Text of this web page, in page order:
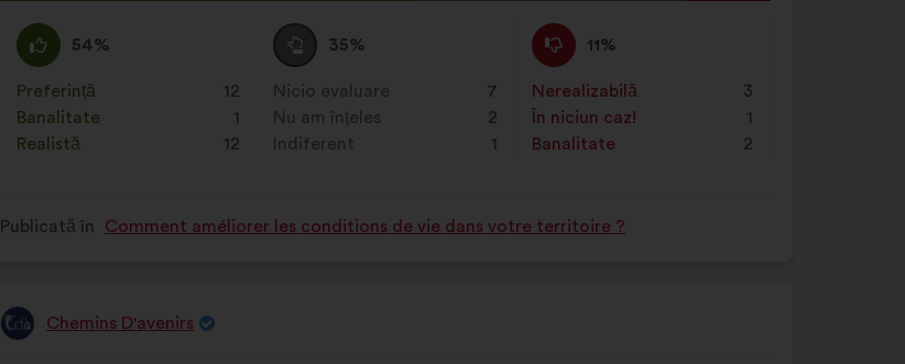
întrunit:
Acord
:
54%
Această
propunere
a
primit
clasificarea:
Preferință
: 12
ori
Banalitate
: 1
ori
Realistă
: 12
ori
Neutru
:
35%
Această
propunere
a
primit
clasificarea:
Nicio evaluare
: 7
ori
Nu am înțeles
: 2
ori
Indiferent
1
ori
Dezacord
:
11%
Această
propunere
a
primit
clasificarea:
Nerealizabilă
: 3
ori
În niciun caz!
1
ori
Banalitate
: 2
ori
Publicată în Comment améliorer les conditions de vie dans votre territoire ?
Propunere
Chemins D'avenirs